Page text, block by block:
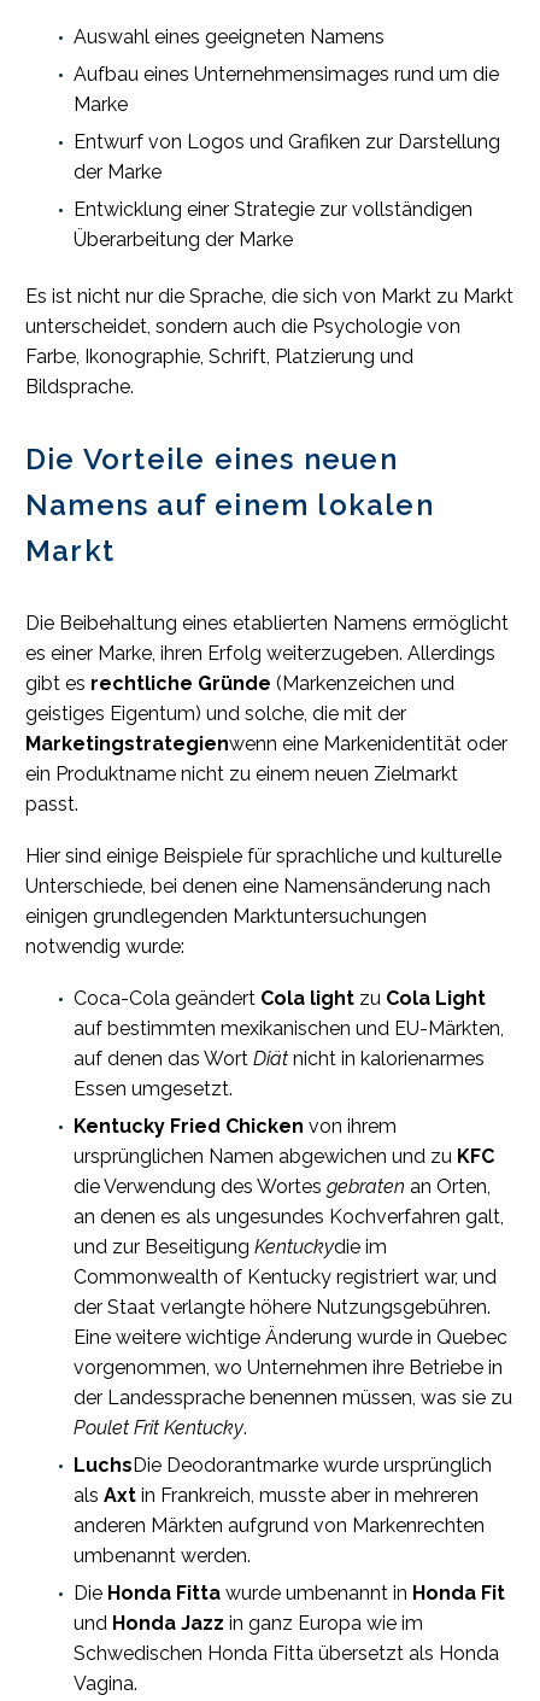
Auswahl eines geeigneten Namens
Aufbau eines Unternehmensimages rund um die
Marke
Entwurf von Logos und Grafiken zur Darstellung
der Marke
Entwicklung einer Strategie zur vollständigen
Überarbeitung der Marke
Es ist nicht nur die Sprache, die sich von Markt zu Markt
unterscheidet, sondern auch die Psychologie von
Farbe, Ikonographie, Schrift, Platzierung und
Bildsprache.
Die Vorteile eines neuen
Namens auf einem lokalen
Markt
Die Beibehaltung eines etablierten Namens ermöglicht
es einer Marke, ihren Erfolg weiterzugeben. Allerdings
gibt es rechtliche Gründe (Markenzeichen und
geistiges Eigentum) und solche, die mit der
Marketingstrategienwenn eine Markenidentität oder
ein Produktname nicht zu einem neuen Zielmarkt
passt.
Hier sind einige Beispiele für sprachliche und kulturelle
Unterschiede, bei denen eine Namensänderung nach
einigen grundlegenden Marktuntersuchungen
notwendig wurde:
Coca-Cola geändert Cola light zu Cola Light
auf bestimmten mexikanischen und EU-Märkten,
auf denen das Wort Diät nicht in kalorienarmes
Essen umgesetzt.
Kentucky Fried Chicken von ihrem
ursprünglichen Namen abgewichen und zu KFC
die Verwendung des Wortes gebraten an Orten,
an denen es als ungesundes Kochverfahren galt,
und zur Beseitigung Kentuckydie im
Commonwealth of Kentucky registriert war, und
der Staat verlangte höhere Nutzungsgebühren.
Eine weitere wichtige Änderung wurde in Quebec
vorgenommen, wo Unternehmen ihre Betriebe in
der Landessprache benennen müssen, was sie zu
Poulet Frit Kentucky.
LuchsDie Deodorantmarke wurde ursprünglich
als Axt in Frankreich, musste aber in mehreren
anderen Märkten aufgrund von Markenrechten
umbenannt werden.
Die Honda Fitta wurde umbenannt in Honda Fit
und Honda Jazz in ganz Europa wie im
Schwedischen Honda Fitta übersetzt als Honda
Vagina.